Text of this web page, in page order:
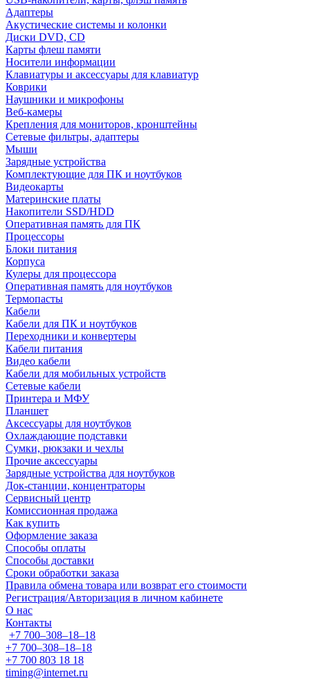
Адаптеры
Акустические системы и колонки
Диски DVD, CD
Карты флеш памяти
Носители информации
Клавиатуры и аксессуары для клавиатур
Коврики
Наушники и микрофоны
Веб-камеры
Крепления для мониторов, кронштейны
Сетевые фильтры, адаптеры
Мыши
Зарядные устройства
Комплектующие для ПК и ноутбуков
Видеокарты
Материнские платы
Накопители SSD/HDD
Оперативная память для ПК
Процессоры
Блоки питания
Корпуса
Кулеры для процессора
Оперативная память для ноутбуков
Термопасты
Кабели
Кабели для ПК и ноутбуков
Переходники и конвертеры
Кабели питания
Видео кабели
Кабели для мобильных устройств
Сетевые кабели
Принтера и МФУ
Планшет
Аксессуары для ноутбуков
Охлаждающие подставки
Сумки, рюкзаки и чехлы
Прочие аксессуары
Зарядные устройства для ноутбуков
Док-станции, концентраторы
Сервисный центр
Комиссионная продажа
Как купить
Оформление заказа
Способы оплаты
Способы доставки
Сроки обработки заказа
Правила обмена товара или возврат его стоимости
Регистрация/Авторизация в личном кабинете
О нас
Контакты
+7 700‒308‒18‒18
+7 700‒308‒18‒18
+7 700 803 18 18
timing@internet.ru